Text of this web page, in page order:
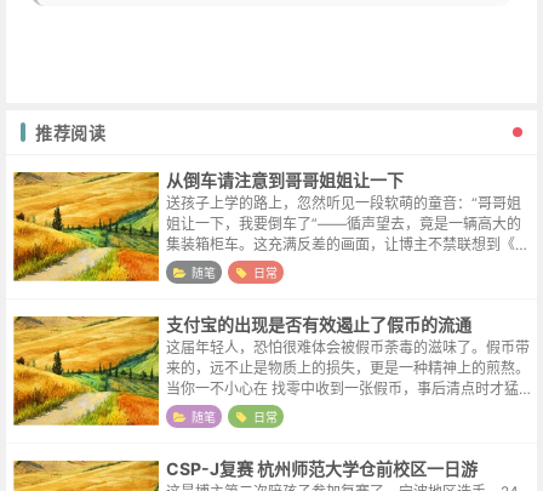
推荐阅读
从倒车请注意到哥哥姐姐让一下
送孩子上学的路上，忽然听见一段软萌的童音：“哥哥姐
姐让一下，我要倒车了”——循声望去，竟是一辆高大的
集装箱柜车。这充满反差的画面，让博主不禁联想到《十
万个冷笑话》里那个画风清奇的小哪吒。从前的“倒车，
请注意”，是工业时代的标准化产物：...
随笔 日常
支付宝的出现是否有效遏止了假币的流通
这届年轻人，恐怕很难体会被假币荼毒的滋味了。假币带
来的，远不止是物质上的损失，更是一种精神上的煎熬。
当你一不小心在 找零中收到一张假币，事后清点时才猛
然察觉——那一刻，真正的折磨开始了。是咬牙认亏，亲
手将它销毁？还是硬起心肠，让它继续...
随笔 日常
CSP-J复赛 杭州师范大学仓前校区一日游